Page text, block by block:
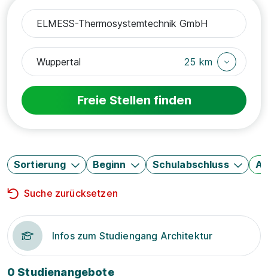
25 km
Freie Stellen finden
Sortierung Beginn Schulabschluss
Suche zurücksetzen
Infos zum Studiengang Architektur
0 Studienangebote